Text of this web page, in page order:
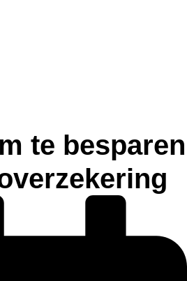
te besparen